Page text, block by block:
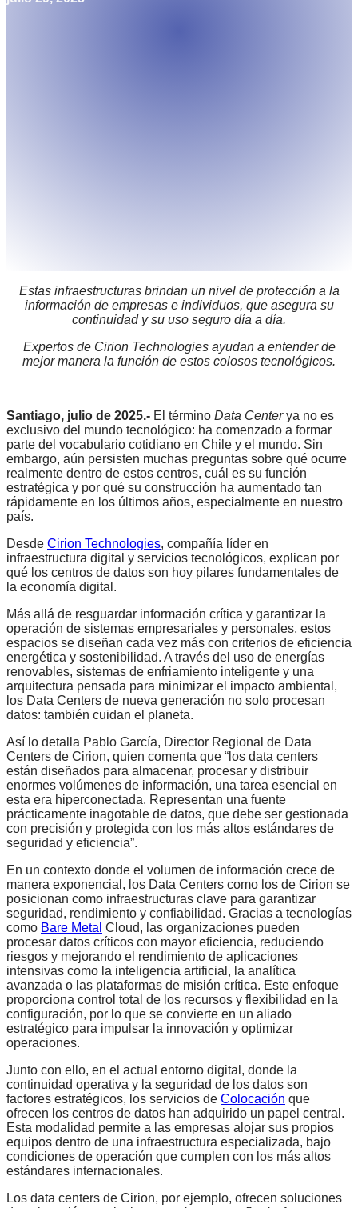
Estas infraestructuras brindan un nivel de protección a la
información de empresas e individuos, que asegura su
continuidad y su uso seguro día a día.
Expertos de Cirion Technologies ayudan a entender de
mejor manera la función de estos colosos tecnológicos.
Santiago, julio de 2025.- El término Data Centerya no es
exclusivo del mundo tecnológico: ha comenzado a formar
parte del vocabulario cotidiano en Chile y el mundo. Sin
embargo, aún persisten muchas preguntas sobre qué ocurre
realmente dentro de estos centros, cuál es su función
estratégica y por qué su construcción ha aumentado tan
rápidamente en los últimos años, especialmente en nuestro
país.
Desde Cirion Technologies, compañía líder en
infraestructura digital y servicios tecnológicos, explican por
qué los centros de datos son hoy pilares fundamentales de
la economía digital.
Más allá de resguardar información crítica y garantizar la
operación de sistemas empresariales y personales, estos
espacios se diseñan cada vez más con criterios de eficiencia
energética y sostenibilidad. A través del uso de energías
renovables, sistemas de enfriamiento inteligente y una
arquitectura pensada para minimizar el impacto ambiental,
los Data Centers de nueva generación no solo procesan
datos: también cuidan el planeta.
Así lo detalla Pablo García, Director Regional de Data
Centers de Cirion, quien comenta que “los data centers
están diseñados para almacenar, procesar y distribuir
enormes volúmenes de información, una tarea esencial en
esta era hiperconectada. Representan una fuente
prácticamente inagotable de datos, que debe ser gestionada
con precisión y protegida con los más altos estándares de
seguridad y eficiencia”.
En un contexto donde el volumen de información crece de
manera exponencial, los Data Centers como los de Cirion se
posicionan como infraestructuras clave para garantizar
seguridad, rendimiento y confiabilidad. Gracias a tecnologías
como Bare Metal Cloud, las organizaciones pueden
procesar datos críticos con mayor eficiencia, reduciendo
riesgos y mejorando el rendimiento de aplicaciones
intensivas como la inteligencia artificial, la analítica
avanzada o las plataformas de misión crítica. Este enfoque
proporciona control total de los recursos y flexibilidad en la
configuración, por lo que se convierte en un aliado
estratégico para impulsar la innovación y optimizar
operaciones.
Junto con ello, en el actual entorno digital, donde la
continuidad operativa y la seguridad de los datos son
factores estratégicos, los servicios de Colocación que
ofrecen los centros de datos han adquirido un papel central.
Esta modalidad permite a las empresas alojar sus propios
equipos dentro de una infraestructura especializada, bajo
condiciones de operación que cumplen con los más altos
estándares internacionales.
Los data centers de Cirion, por ejemplo, ofrecen soluciones